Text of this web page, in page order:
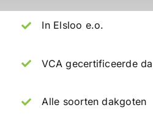
In Elsloo e.o.
VCA gecertificeerde
Alle soorten dakgoten